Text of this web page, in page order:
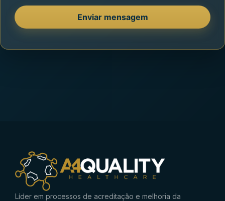
Líder em processos de acreditação e melhoria da